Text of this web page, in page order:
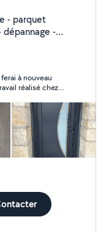
- parquet
-
à nouveau
réalisé chez